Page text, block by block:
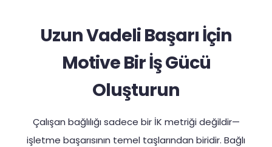
Uzun Vadeli Başarı İçin
Motive Bir İş Gücü
Oluşturun
Çalışan bağlılığı sadece bir İK metriği değildir—
işletme başarısının temel taşlarından biridir. Bağlı